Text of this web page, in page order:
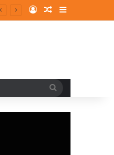
Log InRandom Article
Sidebar